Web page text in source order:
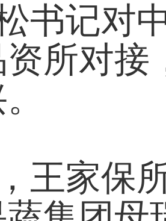
书记对
所对接
王家保